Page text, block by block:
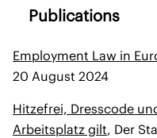
Publications
Employment Law in
20 August 2024
Hitzefrei, Dresscode
Arbeitsplatz gilt, Der